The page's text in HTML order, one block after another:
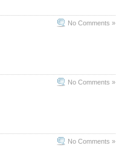
No Comments »
No Comments »
No Comments »